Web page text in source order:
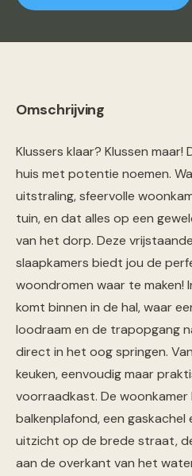
Omschrijving
Klussers klaar? Klussen
huis met potentie noemen.
uitstraling, sfeervolle
tuin, en dat alles op een
van het dorp. Deze
slaapkamers biedt jou de
woondromen waar te maken!
komt binnen in de hal, waar
loodraam en de trapopgang
direct in het oog springen.
keuken, eenvoudig maar
voorraadkast. De
balkenplafond, een
uitzicht op de brede straat,
aan de overkant van het